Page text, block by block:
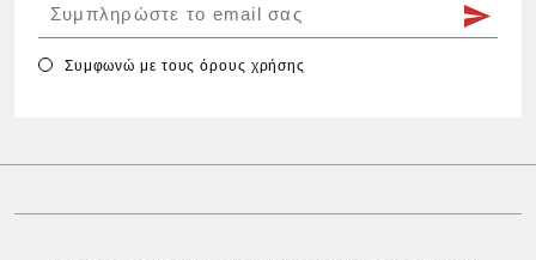
Συμφωνώ με τουςόρους χρήσης